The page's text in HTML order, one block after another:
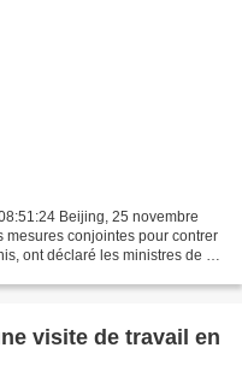
Beijing, 25 novembre
conjointes pour contrer
ont déclaré les ministres de la
visite de travail en